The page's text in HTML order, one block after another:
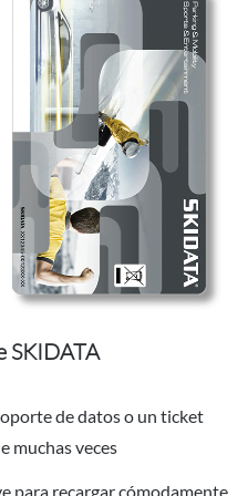
SKIDATA
de datos o un ticket
muchas veces
para recargar cómodamente